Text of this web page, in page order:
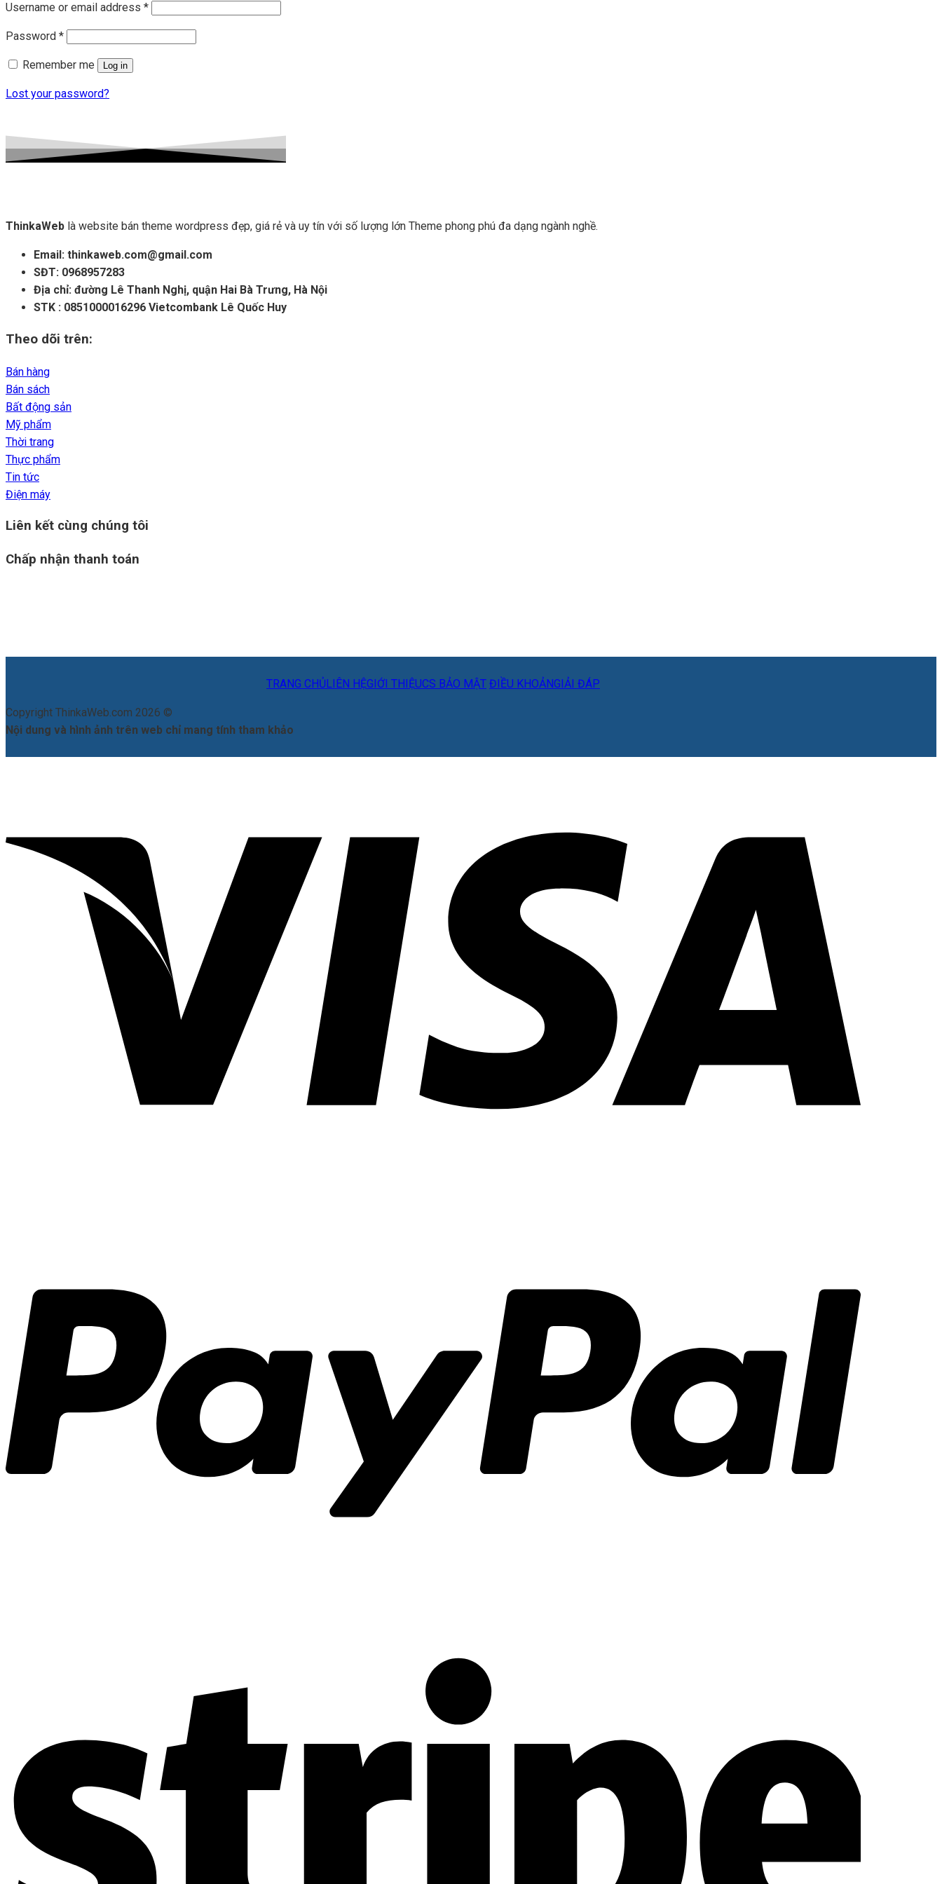
Username or email address *
Password *
Remember me Log in
Lost your password?
ThinkaWeb là website bán theme wordpress đẹp, giá rẻ và uy tín với số lượng lớn Theme phong phú đa dạng ngành nghề.
Email: thinkaweb.com@gmail.com
SĐT: 0968957283
Địa chỉ: đường Lê Thanh Nghị, quận Hai Bà Trưng, Hà Nội
STK : 0851000016296 Vietcombank Lê Quốc Huy
Theo dõi trên:
Bán hàng
Bán sách
Bất động sản
Mỹ phẩm
Thời trang
Thực phẩm
Tin tức
Điện máy
Liên kết cùng chúng tôi
Chấp nhận thanh toán
TRANG CHỦLIÊN HỆGIỚI THIỆUCS BẢO MẬT ĐIỀU KHOẢNGIẢI ĐÁP
Copyright ThinkaWeb.com 2026 ©
Nội dung và hình ảnh trên web chỉ mang tính tham khảo